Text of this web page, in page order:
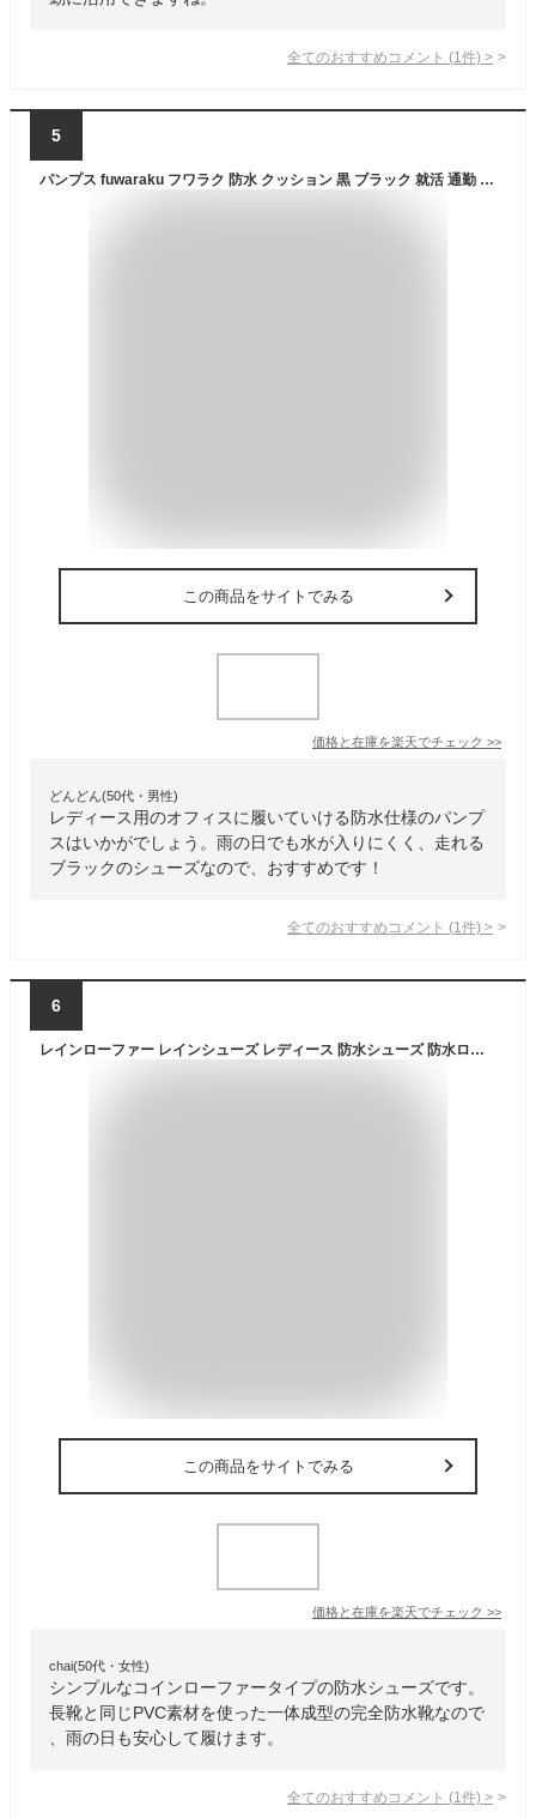
全てのおすすめコメント (1 件) >
5
パンプス fuwaraku フワラク 防水 クッション 黒 ブラック 就活 通勤 リクルート 仕事 ビジネス オフィス 冠婚葬祭 葬式 幅広 ブラックフォーマル 美脚 フォーマル 走れるパンプス レディース靴 スクエアトゥ 抗菌 防臭 FR-1105
この商品をサイトでみる
価格と在庫を楽天でチェック >>
どんどん(50代・男性)
レディース用のオフィスに履いていける防水仕様のパンプ
スはいかがでしょう。雨の日でも水が入りにくく、走れる
ブラックのシューズなので、おすすめです！
全てのおすすめコメント (1 件) >
6
レインローファー レインシューズ レディース 防水シューズ 防水ローファー ローファー カフェースッタフ ホール用シューズ 耐滑 通気性 疲れない おしゃれ かわいい 軽い 柔らかい 痛くない 飲食店 完全防水 学生 通
この商品をサイトでみる
価格と在庫を楽天でチェック >>
chai(50代・女性)
シンプルなコインローファータイプの防水シューズです。
長靴と同じPVC素材を使った一体成型の完全防水靴なので
、雨の日も安心して履けます。
全てのおすすめコメント (1 件) >